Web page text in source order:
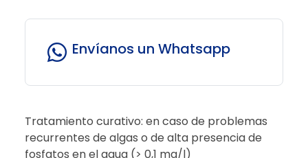
Envíanos un Whatsapp
Tratamiento curativo: en caso de problemas
recurrentes de algas o de alta presencia de
fosfatos en el agua (> 0,1 mg/l)